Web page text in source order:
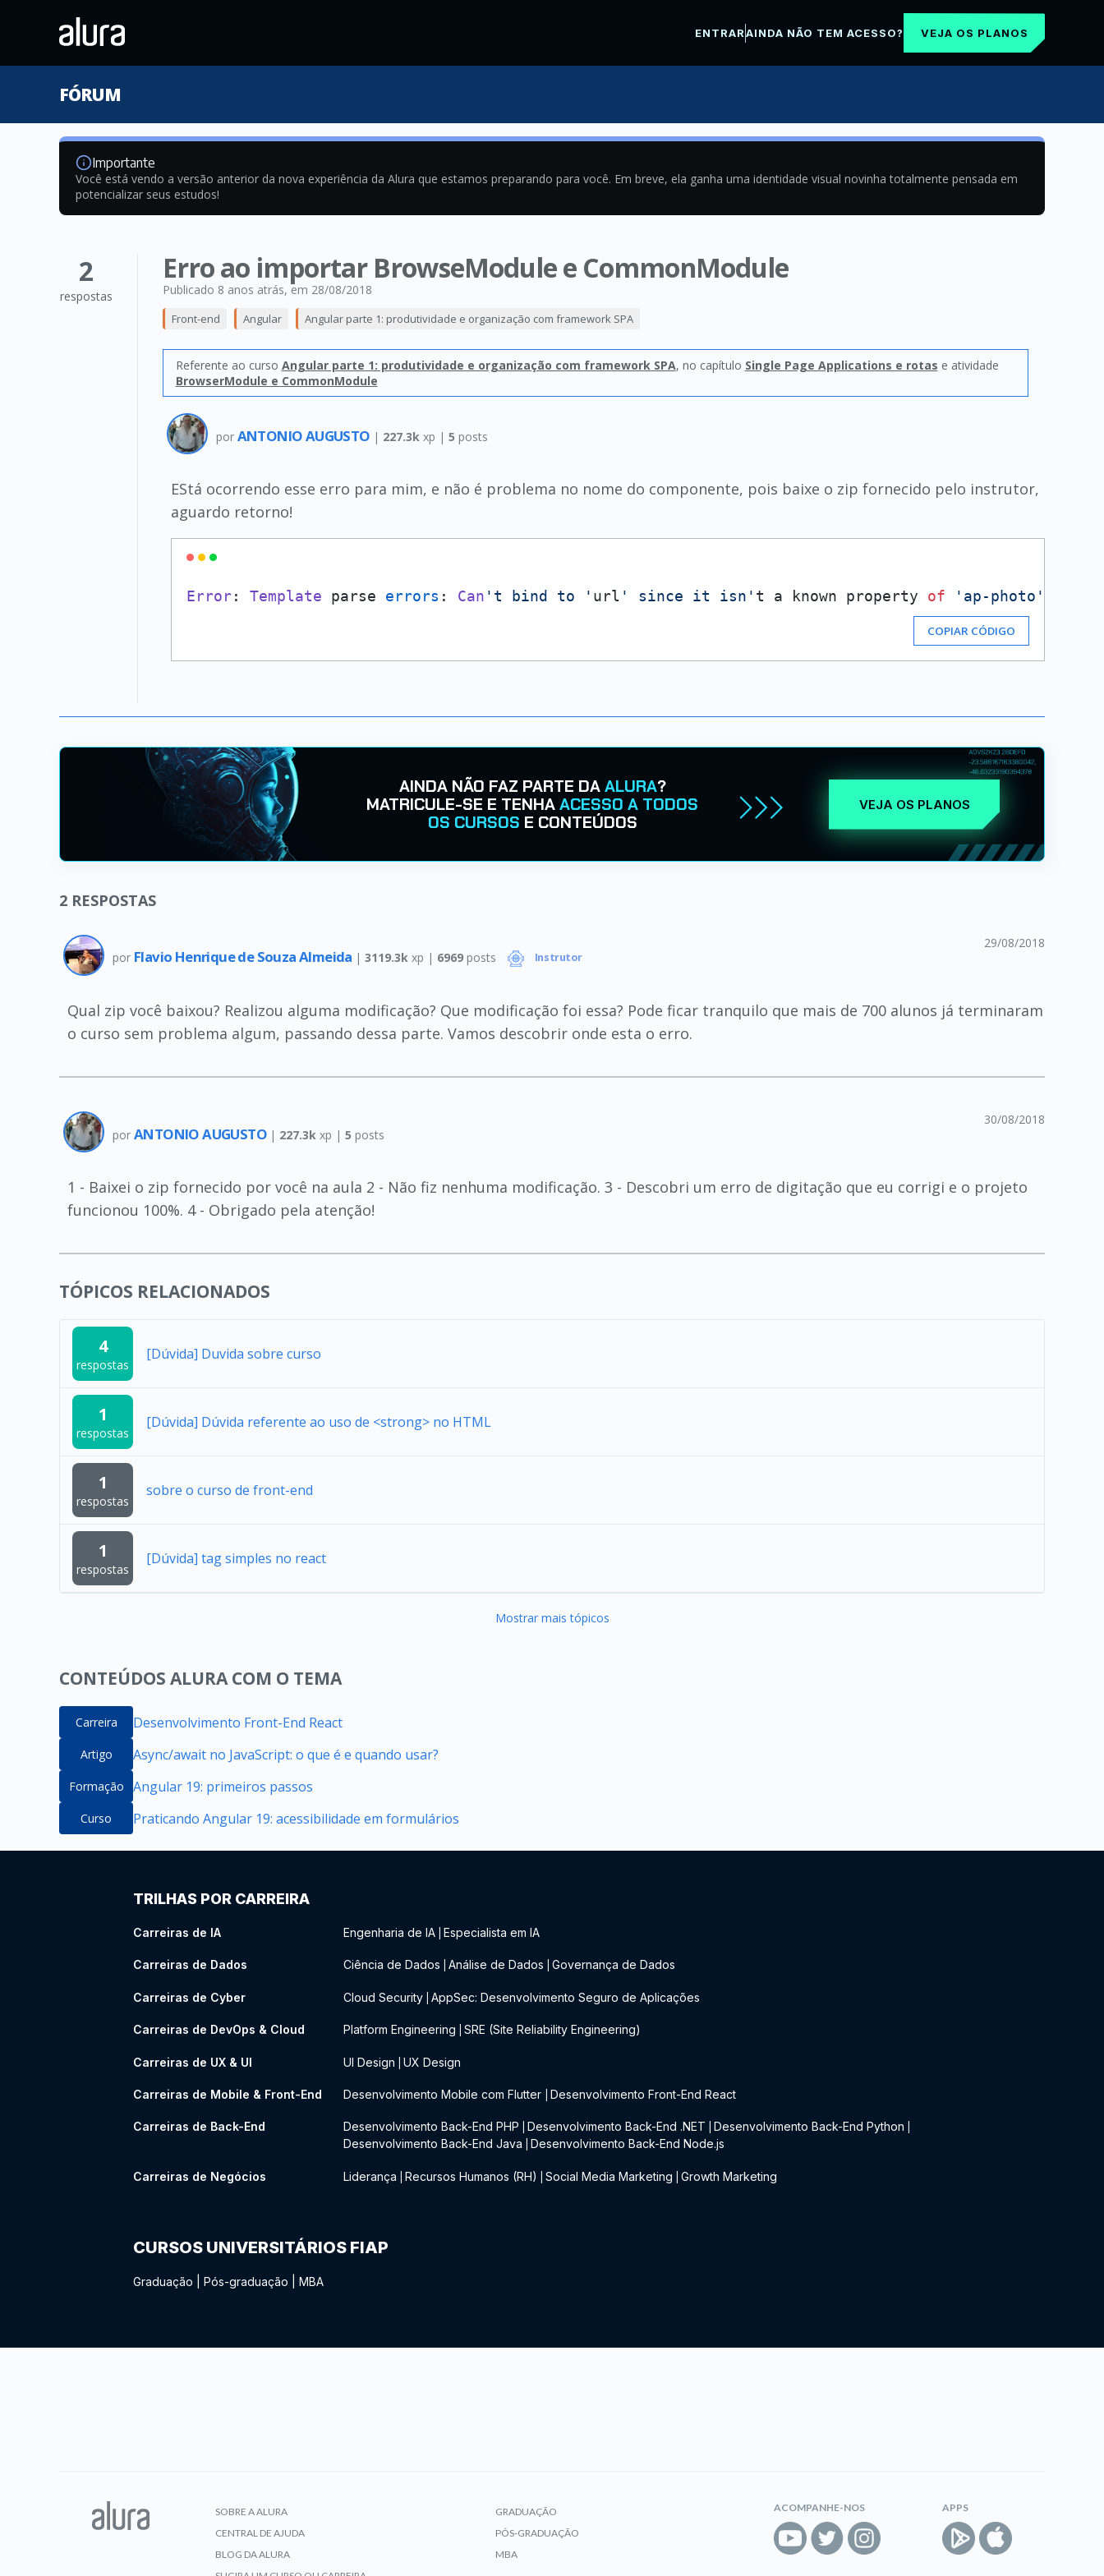
ENTRARAINDA NÃO TEM ACESSO? VEJA OS PLANOS
FÓRUM
Importante
Você está vendo a versão anterior da nova experiência da Alura que estamos preparando para você. Em breve, ela ganha uma identidade visual novinha totalmente pensada em
potencializar seus estudos!
2
respostas
Erro ao importar BrowseModule e CommonModule
Publicado 8 anos atrás, em 28/08/2018
Front-end Angular Angular parte 1: produtividade e organização com framework SPA
Referente ao curso Angular parte 1: produtividade e organização com framework SPA, no capítulo Single Page Applications e rotas e atividade
BrowserModule e CommonModule
por ANTONIO AUGUSTO | 227.3k xp | 5 posts
EStá ocorrendo esse erro para mim, e não é problema no nome do componente, pois baixe o zip fornecido pelo instrutor,
aguardo retorno!
Error: Template parse errors : Can 't bind to ' url ' since it isn' t a known property of 'ap-photo'
COPIAR CÓDIGO
AINDA NÃO FAZ PARTE DAALURA?
MATRICULE-SE E TENHAACESSO A TODOS
OS CURSOS E CONTEÚDOS
VEJA OS PLANOS
2 RESPOSTAS
por Flavio Henrique de Souza Almeida |3119.3k xp | 6969 posts Instrutor
29/08/2018
Qual zip você baixou? Realizou alguma modificação? Que modificação foi essa? Pode ficar tranquilo que mais de 700 alunos já terminaram
o curso sem problema algum, passando dessa parte. Vamos descobrir onde esta o erro.
por ANTONIO AUGUSTO | 227.3k xp |5 posts
30/08/2018
1 - Baixei o zip fornecido por você na aula 2 - Não fiz nenhuma modificação. 3 - Descobri um erro de digitação que eu corrigi e o projeto
funcionou 100%. 4 - Obrigado pela atenção!
TÓPICOS RELACIONADOS
4
respostas
[Dúvida] Duvida sobre curso
1
respostas
[Dúvida] Dúvida referente ao uso de <strong> no HTML
1
respostas
sobre o curso de front-end
1
respostas
[Dúvida] tag simples no react
Mostrar mais tópicos
CONTEÚDOS ALURA COM O TEMA
Carreira Desenvolvimento Front-End React
Artigo Async/await no JavaScript: o que é e quando usar?
Formação Angular 19: primeiros passos
Curso Praticando Angular 19: acessibilidade em formulários
TRILHAS POR CARREIRA
Carreiras de IA Engenharia de IA Especialista em IA
Carreiras de Dados Ciência de Dados Análise de Dados Governança de Dados
Carreiras de Cyber Cloud Security AppSec: Desenvolvimento Seguro de Aplicações
Carreiras de DevOps & Cloud Platform Engineering SRE (Site Reliability Engineering)
Carreiras de UX & UI UI Design UX Design
Carreiras de Mobile & Front-End Desenvolvimento Mobile com Flutter Desenvolvimento Front-End React
Carreiras de Back-End Desenvolvimento Back-End PHP Desenvolvimento Back-End .NET Desenvolvimento Back-End Python
Desenvolvimento Back-End Java Desenvolvimento Back-End Node.js
Carreiras de Negócios Liderança Recursos Humanos (RH) Social Media Marketing Growth Marketing
CURSOS UNIVERSITÁRIOS FIAP
Graduação Pós-graduação MBA
SOBRE A ALURA
CENTRAL DE AJUDA
BLOG DA ALURA
GRADUAÇÃO
PÓS-GRADUAÇÃO
MBA
ACOMPANHE-NOS APPS